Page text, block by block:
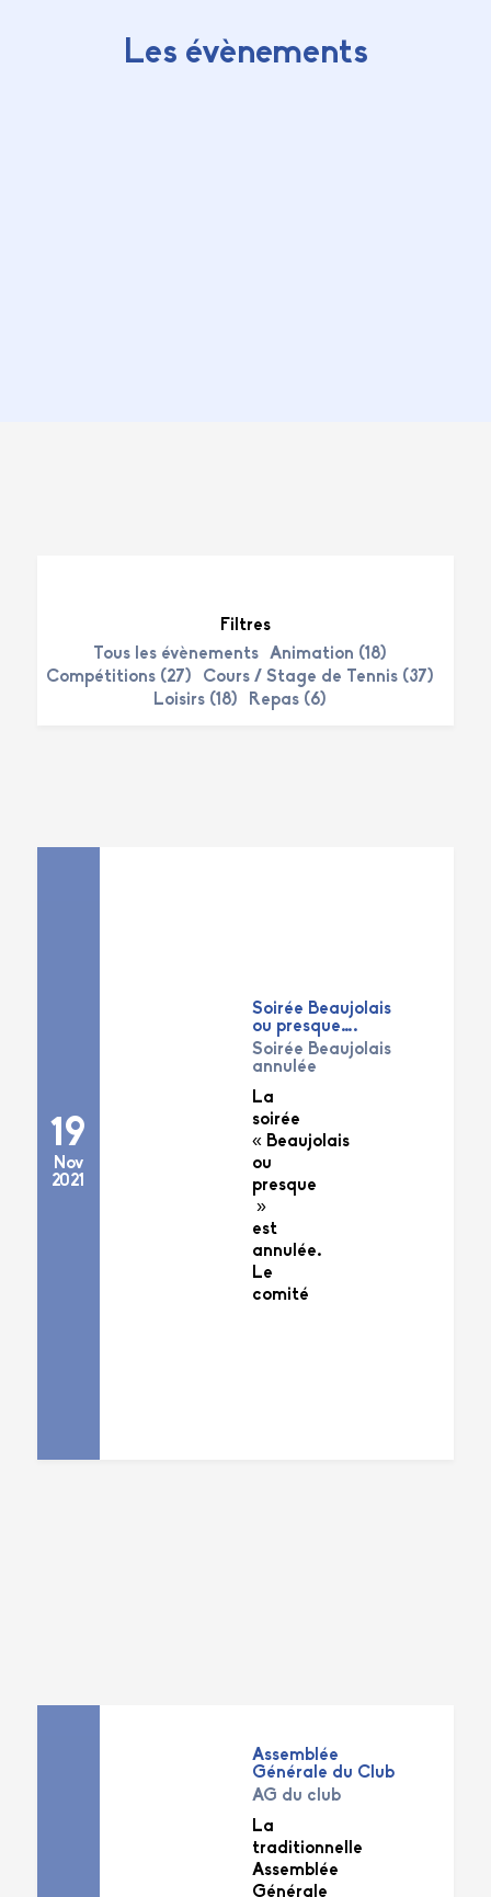
Les évènements
Filtres
Tous les évènements
Animation (18)
Compétitions (27)
Cours / Stage de Tennis (37)
Loisirs (18)
Repas (6)
19
Nov
2021
Soirée Beaujolais
ou presque….
Soirée Beaujolais
annulée
La
soirée
« Beaujolais
ou
presque
»
est
annulée.
Le
comité
Assemblée
Générale du Club
AG du club
La
traditionnelle
Assemblée
Générale